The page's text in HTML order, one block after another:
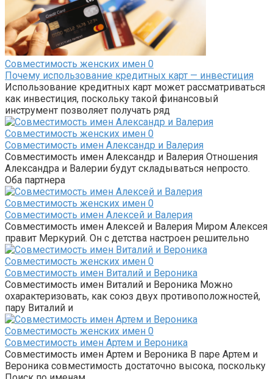
Совместимость женских имен 0
Почему использование кредитных карт — инвестиция
Использование кредитных карт может рассматриваться
как инвестиция, поскольку такой финансовый
инструмент позволяет получать ряд
Совместимость женских имен 0
Совместимость имен Александр и Валерия
Совместимость имен Александр и Валерия Отношения
Александра и Валерии будут складываться непросто.
Оба партнера
Совместимость женских имен 0
Совместимость имен Алексей и Валерия
Совместимость имен Алексей и Валерия Миром Алексея
правит Меркурий. Он с детства настроен решительно
Совместимость женских имен 0
Совместимость имен Виталий и Вероника
Совместимость имен Виталий и Вероника Можно
охарактеризовать, как союз двух противоположностей,
пару Виталий и
Совместимость женских имен 0
Совместимость имен Артем и Вероника
Совместимость имен Артем и Вероника В паре Артем и
Вероника совместимость достаточно высока, поскольку